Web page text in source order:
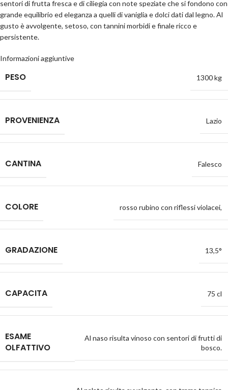
sentori di frutta fresca e di ciliegia con note speziate che si fondono con
grande equilibrio ed eleganza a quelli di vaniglia e dolci dati dal legno. Al
gusto è avvolgente, setoso, con tannini morbidi e finale ricco e
persistente.
Informazioni aggiuntive
PESO 1300 kg
PROVENIENZA Lazio
CANTINA Falesco
COLORE rosso rubino con riflessi violacei,
GRADAZIONE 13,5°
CAPACITA 75 cl
ESAME
OLFATTIVO
Al naso risulta vinoso con sentori di frutti di
bosco.